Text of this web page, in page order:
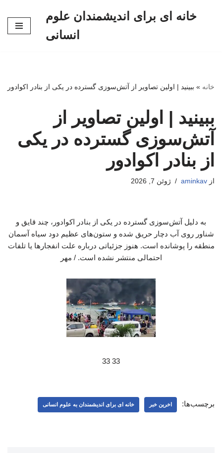
خانه ای برای اندیشمندان علوم
انسانی
خانه » ببینید | اولین تصاویر از آتش‌سوزی گسترده در یکی از بنادر اکوادور
ببینید | اولین تصاویر از
آتش‌سوزی گسترده در یکی
از بنادر اکوادور
از aminkav ژوئن 7, 2026
به دلیل آتش‌سوزی گسترده در یکی از بنادر اکوادور، چند قایق و
شناور روی آب دچار حریق شده‌ و ستون‌های عظیم دود سیاه آسمان
منطقه را پوشانده است. هنوز جزئیاتی درباره علت انفجارها یا تلفات
احتمالی منتشر نشده است. / مهر
33 33
برچسب‌ها: اخرین خبر خانه ای برای اندیشمندان به علوم انسانی